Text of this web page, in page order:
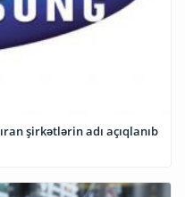
şirkətlərin adı açıqlanıb